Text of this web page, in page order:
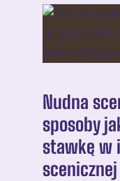
Nudna
sposoby
stawkę w
scenicznej